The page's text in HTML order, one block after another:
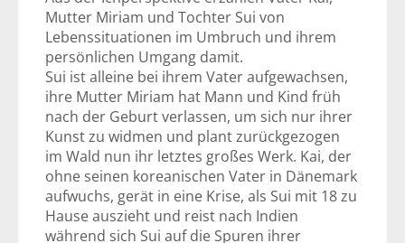
Mutter Miriam und Tochter Sui von
Lebenssituationen im Umbruch und ihrem
persönlichen Umgang damit.
Sui ist alleine bei ihrem Vater aufgewachsen,
ihre Mutter Miriam hat Mann und Kind früh
nach der Geburt verlassen, um sich nur ihrer
Kunst zu widmen und plant zurückgezogen
im Wald nun ihr letztes großes Werk. Kai, der
ohne seinen koreanischen Vater in Dänemark
aufwuchs, gerät in eine Krise, als Sui mit 18 zu
Hause auszieht und reist nach Indien
während sich Sui auf die Spuren ihrer